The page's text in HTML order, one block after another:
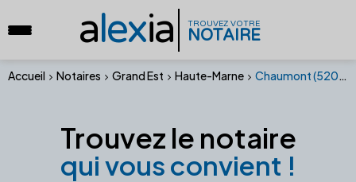
alexia TROUVEZ VOTRE
NOTAIRE
Accueil Notaires Grand Est Haute-Marne Chaumont (52000)
Trouvez le notaire
qui vous convient !